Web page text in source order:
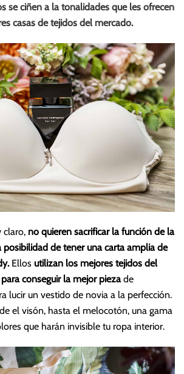
se ciñen a la tonalidades que les ofrecen
casas de tejidos del mercado.
claro, no quieren sacrificar la función de la
posibilidad de tener una carta amplia de
Ellos utilizan los mejores tejidos del
conseguir la mejor piezade
lucir un vestido de novia a la perfección.
el visón, hasta el melocotón, una gama
que harán invisible tu ropa interior.